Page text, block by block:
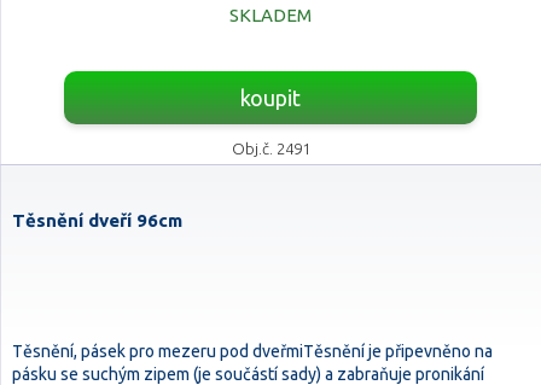
SKLADEM
koupit
Obj.č. 2491
Těsnění dveří 96cm
Těsnění, pásek pro mezeru pod dveřmiTěsnění je připevněno na
pásku se suchým zipem (je součástí sady) a zabraňuje pronikání